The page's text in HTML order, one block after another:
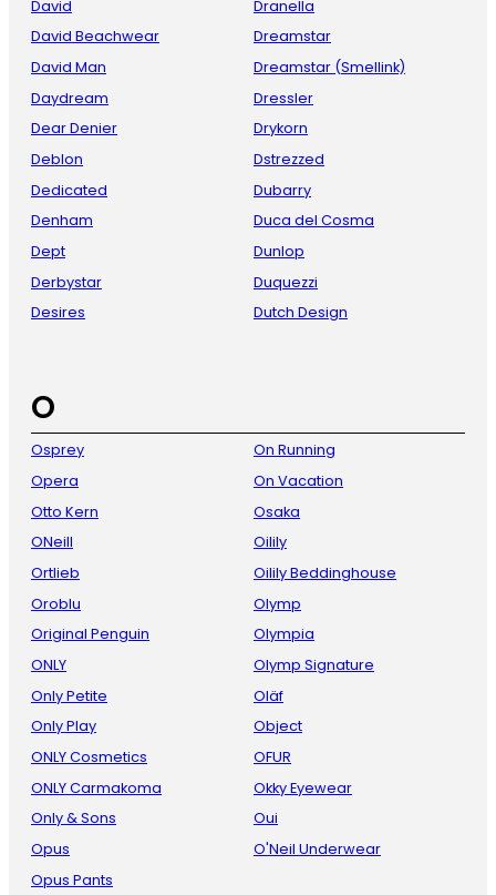
David
David Beachwear
David Man
Daydream
Dear Denier
Deblon
Dedicated
Denham
Dept
Derbystar
Desires
Dranella
Dreamstar
Dreamstar (Smellink)
Dressler
Drykorn
Dstrezzed
Dubarry
Duca del Cosma
Dunlop
Duquezzi
Dutch Design
O
Osprey
Opera
Otto Kern
ONeill
Ortlieb
Oroblu
Original Penguin
ONLY
Only Petite
Only Play
ONLY Cosmetics
ONLY Carmakoma
Only & Sons
Opus
Opus Pants
On Running
On Vacation
Osaka
Oilily
Oilily Beddinghouse
Olymp
Olympia
Olymp Signature
Oläf
Object
OFUR
Okky Eyewear
Oui
O'Neil Underwear